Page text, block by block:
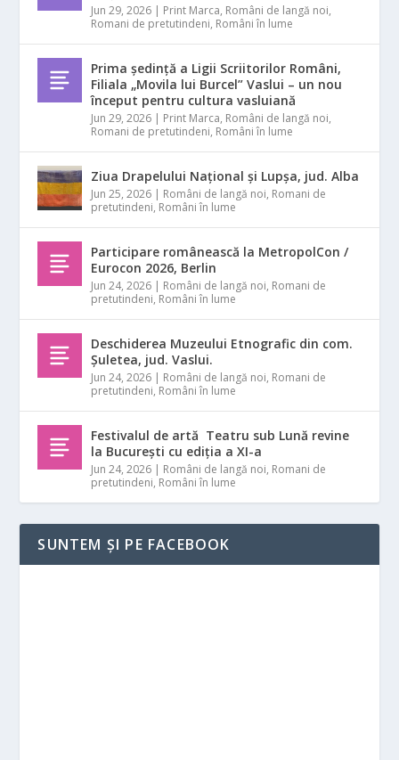
Jun 29, 2026 | Print Marca, Români de langă noi,
Romani de pretutindeni, Români în lume
Prima ședință a Ligii Scriitorilor Români,
Filiala „Movila lui Burcel” Vaslui – un nou
început pentru cultura vasluiană
Jun 29, 2026 | Print Marca, Români de langă noi,
Romani de pretutindeni, Români în lume
Ziua Drapelului Național și Lupșa, jud. Alba
Jun 25, 2026 | Români de langă noi, Romani de
pretutindeni, Români în lume
Participare românească la MetropolCon /
Eurocon 2026, Berlin
Jun 24, 2026 | Români de langă noi, Romani de
pretutindeni, Români în lume
Deschiderea Muzeului Etnografic din com.
Șuletea, jud. Vaslui.
Jun 24, 2026 | Români de langă noi, Romani de
pretutindeni, Români în lume
Festivalul de artă Teatru sub Lună revine
la București cu ediția a XI-a
Jun 24, 2026 | Români de langă noi, Romani de
pretutindeni, Români în lume
SUNTEM ȘI PE FACEBOOK